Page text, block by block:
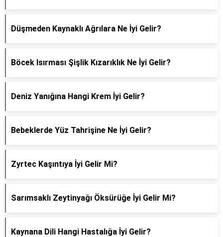
Düşmeden Kaynaklı Ağrılara Ne İyi Gelir?
Böcek Isırması Şişlik Kızarıklık Ne İyi Gelir?
Deniz Yanığına Hangi Krem İyi Gelir?
Bebeklerde Yüz Tahrişine Ne İyi Gelir?
Zyrtec Kaşıntıya İyi Gelir Mi?
Sarımsaklı Zeytinyağı Öksürüğe İyi Gelir Mi?
Kaynana Dili Hangi Hastalığa İyi Gelir?